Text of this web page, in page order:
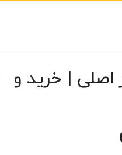
اصلی | خرید و